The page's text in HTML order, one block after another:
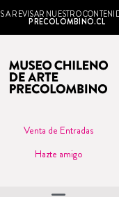
A REVISAR NUESTRO
PRECOLOMBINO.CL
Venta de Entradas
Hazte amigo